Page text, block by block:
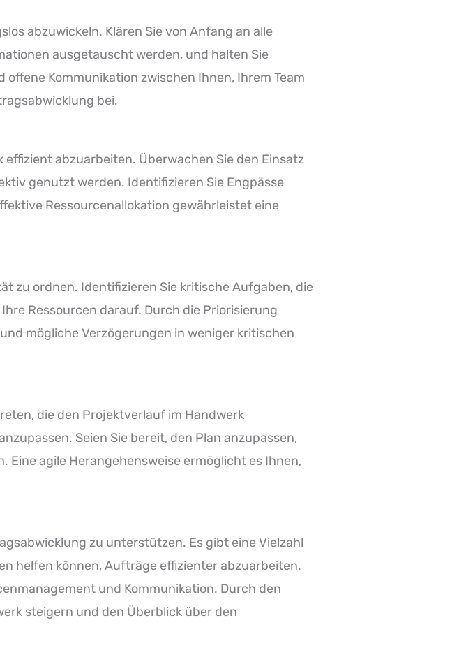
abzuwickeln. Klären Sie von Anfang an alle
ausgetauscht werden, und halten Sie
Kommunikation zwischen Ihnen, Ihrem Team
bei.
abzuarbeiten. Überwachen Sie den Einsatz
genutzt werden. Identifizieren Sie Engpässe
Ressourcenallokation gewährleistet eine
zu ordnen. Identifizieren Sie kritische Aufgaben, die
Ressourcen darauf. Durch die Priorisierung
mögliche Verzögerungen in weniger kritischen
die den Projektverlauf im Handwerk
Seien Sie bereit, den Plan anzupassen,
agile Herangehensweise ermöglicht es Ihnen,
zu unterstützen. Es gibt eine Vielzahl
helfen können, Aufträge effizienter abzuarbeiten.
und Kommunikation. Durch den
steigern und den Überblick über den